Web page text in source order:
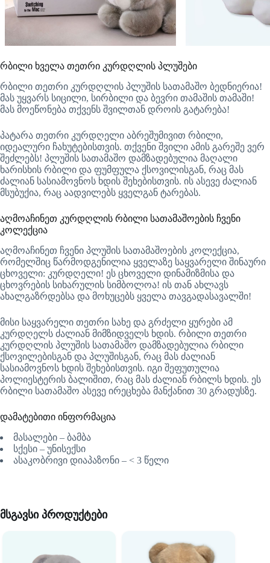
რბილი ხველა თეთრი კურდღლის პლუშები
რბილი თეთრი კურდღლის პლუშის სათამაშო ბედნიერია!
მას უყვარს სიცილი, სირბილი და ბევრი თამაშის თამაში!
მას მოეწონება თქვენს შვილთან დროის გატარება!
პატარა თეთრი კურდღელი აბრეშუმივით რბილი,
იდეალური ჩახუტებისთვის. თქვენი შვილი ამის გარეშე ვერ
შეძლებს! პლუშის სათამაშო დამზადებულია მაღალი
ხარისხის რბილი და ფუმფულა ქსოვილისგან, რაც მას
ძალიან სასიამოვნოს ხდის შეხებისთვის. ის ასევე ძალიან
მსუბუქია, რაც აადვილებს ყველგან ტარებას.
აღმოაჩინეთ კურდღლის რბილი სათამაშოების ჩვენი
კოლექცია
აღმოაჩინეთ ჩვენი პლუშის სათამაშოების კოლექცია,
რომელშიც წარმოდგენილია ყველაზე საყვარელი შინაური
ცხოველი: კურდღელი! ეს ცხოველი დინამიზმისა და
ცხოვრების სიხარულის სიმბოლოა! ის თან ახლავს
ახალგაზრდებსა და მოხუცებს ყველა თავგადასავალში!
მისი საყვარელი თეთრი სახე და გრძელი ყურები ამ
კურდღელს ძალიან მიმზიდველს ხდის. რბილი თეთრი
კურდღლის პლუშის სათამაშო დამზადებულია რბილი
ქსოვილებისგან და პლუშისგან, რაც მას ძალიან
სასიამოვნოს ხდის შეხებისთვის. იგი შეფუთულია
პოლიესტერის ბალიშით, რაც მას ძალიან რბილს ხდის. ეს
რბილი სათამაშო ასევე ირეცხება მანქანით 30 გრადუსზე.
დამატებითი ინფორმაცია
მასალები – ბამბა
სქესი – უნისექსი
ასაკობრივი დიაპაზონი – < 3 წელი
მსგავსი პროდუქტები